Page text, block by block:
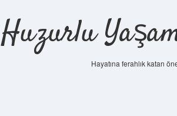
Huzurlu
Hayatına ferahlık katan